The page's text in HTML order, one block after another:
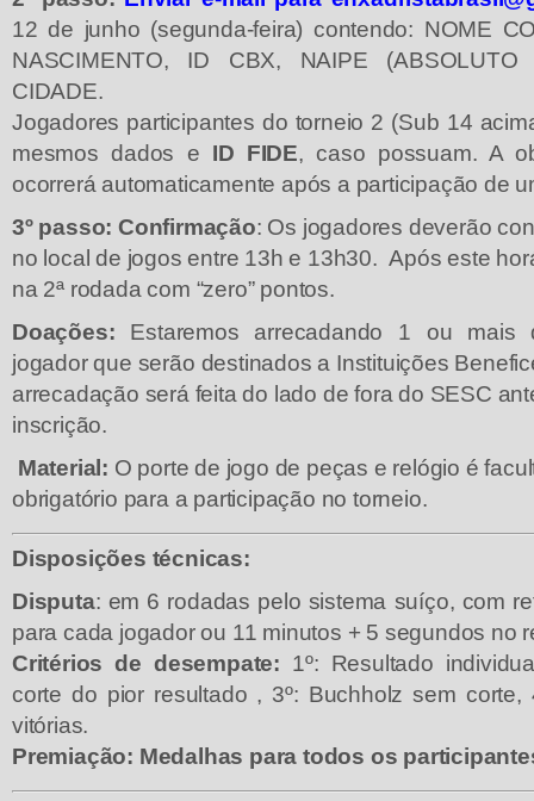
12 de junho (segunda-feira) contendo: NOME
NASCIMENTO, ID CBX, NAIPE
CIDADE.
Jogadores participantes do torneio 2 (Sub 14
mesmos dados e ID FIDE, caso possuam. A
ocorrerá automaticamente após a participação de
3ºpasso: Confirmação: Os jogadores deverão
no local de jogos entre 13h e 13h30. Após este
na 2ª rodada com “zero” pontos.
Doações: Estaremos arrecadando 1 ou
jogador que serão destinados a Instituições
arrecadação será feita do lado de fora do SESC
inscrição.
Material: O porte de jogo de peças e relógio é
obrigatório para a participação no torneio.
Disposições técnicas:
Disputa: em 6 rodadas pelo sistema suíço, com
para cada jogador ou 11 minutos + 5 segundos no
Critérios de desempate: 1º: Resultado
corte do pior resultado , 3º: Buchholz sem corte,
vitórias.
Premiação: Medalhas para todos os